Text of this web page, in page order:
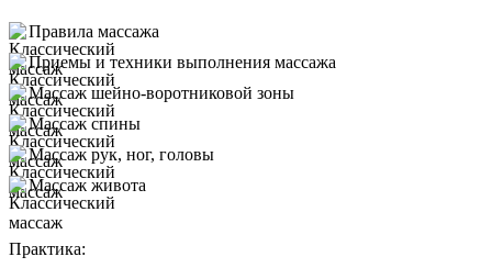
Правила массажа
Приемы и техники выполнения массажа
Массаж шейно-воротниковой зоны
Массаж спины
Массаж рук, ног, головы
Массаж живота
Практика: